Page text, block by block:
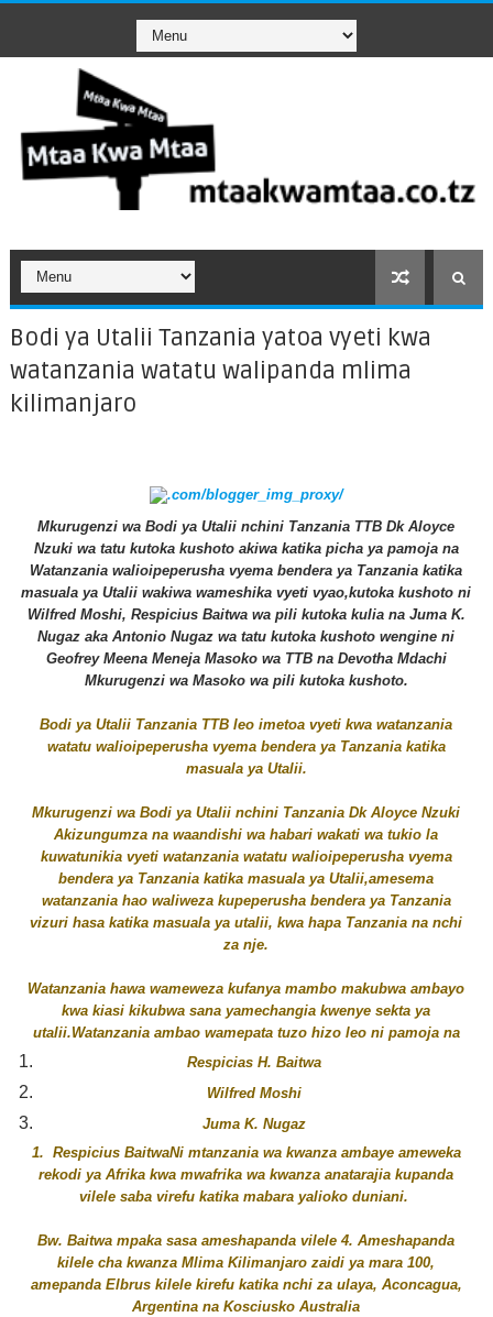
Bodi ya Utalii Tanzania yatoa vyeti kwa
watanzania watatu walipanda mlima
kilimanjaro
Mkurugenzi wa Bodi ya Utalii nchini Tanzania TTB Dk Aloyce
Nzuki wa tatu kutoka kushoto akiwa katika picha ya pamoja na
Watanzania walioipeperusha vyema bendera ya Tanzania katika
masuala ya Utalii wakiwa wameshika vyeti vyao,kutoka kushoto ni
Wilfred Moshi, Respicius Baitwa wa pili kutoka kulia na Juma K.
Nugaz aka Antonio Nugaz wa tatu kutoka kushoto wengine ni
Geofrey Meena Meneja Masoko wa TTB na Devotha Mdachi
Mkurugenzi wa Masoko wa pili kutoka kushoto.
Bodi ya Utalii Tanzania TTB leo imetoa vyeti kwa watanzania
watatu walioipeperusha vyema bendera ya Tanzania katika
masuala ya Utalii.
Mkurugenzi wa Bodi ya Utalii nchini Tanzania Dk Aloyce Nzuki
Akizungumza na waandishi wa habari wakati wa tukio la
kuwatunikia vyeti watanzania watatu walioipeperusha vyema
bendera ya Tanzania katika masuala ya Utalii,amesema
watanzania hao waliweza kupeperusha bendera ya Tanzania
vizuri hasa katika masuala ya utalii, kwa hapa Tanzania na nchi
za nje.
Watanzania hawa wameweza kufanya mambo makubwa ambayo
kwa kiasi kikubwa sana yamechangia kwenye sekta ya
utalii.Watanzania ambao wamepata tuzo hizo leo ni pamoja na
Respicias H. Baitwa
Wilfred Moshi
Juma K. Nugaz
1. Respicius BaitwaNi mtanzania wa kwanza ambaye ameweka
rekodi ya Afrika kwa mwafrika wa kwanza anatarajia kupanda
vilele saba virefu katika mabara yalioko duniani.
Bw. Baitwa mpaka sasa ameshapanda vilele 4. Ameshapanda
kilele cha kwanza Mlima Kilimanjaro zaidi ya mara 100,
amepanda Elbrus kilele kirefu katika nchi za ulaya, Aconcagua,
Argentina na Kosciusko Australia